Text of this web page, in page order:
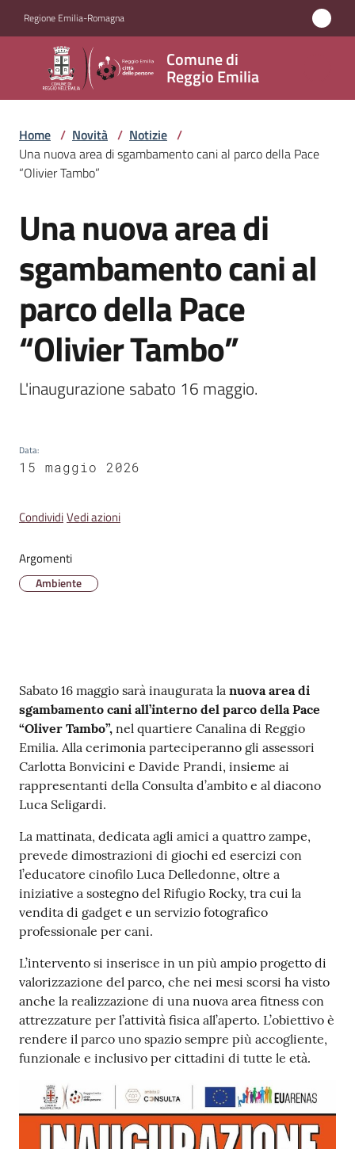
Regione Emilia-Romagna
Comune di
Reggio Emilia
Comune
di
Reggio
Emilia
Servizi
Novità
Menu selezionato
Vivere
Reggio
Emilia
Tutti
u
r
E
v
e
n
t
i
Seguici
su
Home / Novità / Notizie /
Una nuova area di sgambamento cani al parco della Pace
“Olivier Tambo”
Salta al contenuto
Una nuova area di
sgambamento cani al
parco della Pace
“Olivier Tambo”
L'inaugurazione sabato 16 maggio.
Data:
15 maggio 2026
CondividiVedi azioni
Argomenti
Ambiente
Contenuto
Sabato 16 maggio sarà inaugurata la nuova area di
sgambamento cani all’interno del parco della Pace
“Oliver Tambo”, nel quartiere Canalina di Reggio
Emilia. Alla cerimonia parteciperanno gli assessori
Carlotta Bonvicini e Davide Prandi, insieme ai
rappresentanti della Consulta d’ambito e al diacono
Luca Seligardi.
La mattinata, dedicata agli amici a quattro zampe,
prevede dimostrazioni di giochi ed esercizi con
l’educatore cinofilo Luca Delledonne, oltre a
iniziative a sostegno del Rifugio Rocky, tra cui la
vendita di gadget e un servizio fotografico
professionale per cani.
L’intervento si inserisce in un più ampio progetto di
valorizzazione del parco, che nei mesi scorsi ha visto
anche la realizzazione di una nuova area fitness con
attrezzature per l’attività fisica all’aperto. L’obiettivo è
rendere il parco uno spazio sempre più accogliente,
funzionale e inclusivo per cittadini di tutte le età.